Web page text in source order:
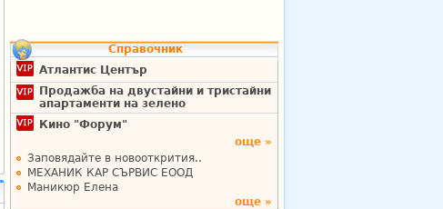
Справочник
Атлантис Център
Продажба на двустайни и тристайни
апартаменти на зелено
Кино "Форум"
още »
Заповядайте в новооткрития..
МЕХАНИК КАР СЪРВИС ЕООД
Маникюр Елена
още »